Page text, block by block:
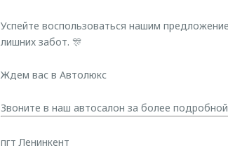
Успейте воспользоваться нашим
лишних забот. 🎊
Ждем вас в Автолюкс
Звоните в наш автосалон за более
пгт Ленинкент